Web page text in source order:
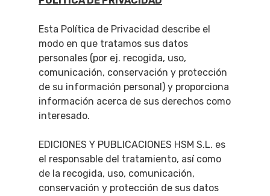
Esta Política de Privacidad describe el
modo en que tratamos sus datos
personales (por ej. recogida, uso,
comunicación, conservación y protección
de su información personal) y proporciona
información acerca de sus derechos como
interesado.
EDICIONES Y PUBLICACIONES HSM S.L. es
el responsable del tratamiento, así como
de la recogida, uso, comunicación,
conservación y protección de sus datos